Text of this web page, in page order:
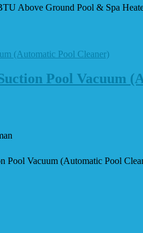
Above Ground Pool & Spa
Pool Vacuum
Pool Vacuum (Automatic Pool